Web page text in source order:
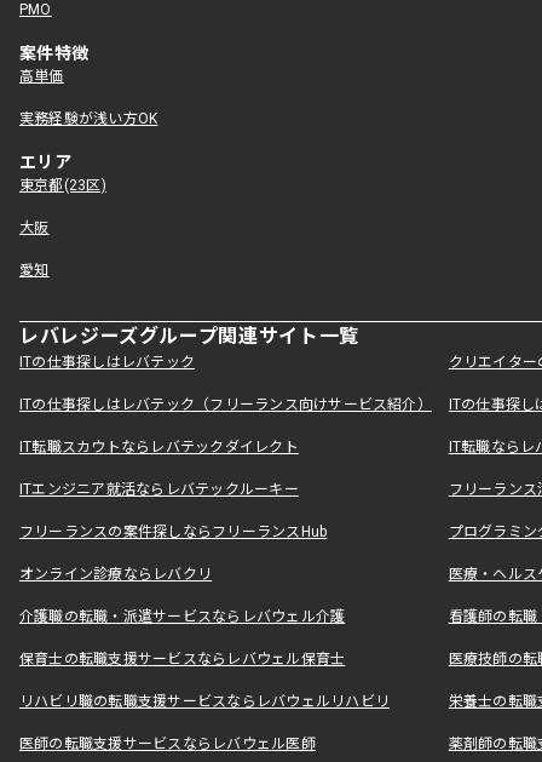
PMO
案件特徴
高単価
実務経験が浅い方OK
エリア
東京都(23区)
大阪
愛知
レバレジーズグループ関連サイト一覧
ITの仕事探しはレバテック クリエイタ
ITの仕事探しはレバテック（フリーランス向けサービス紹介） ITの仕事探
IT転職スカウトならレバテックダイレクト IT転職なら
ITエンジニア就活ならレバテックルーキー フリーラン
フリーランスの案件探しならフリーランスHub プログラミ
オンライン診療ならレバクリ 医療・ヘル
介護職の転職・派遣サービスならレバウェル介護 看護師の転
保育士の転職支援サービスならレバウェル保育士 医療技師の
リハビリ職の転職支援サービスならレバウェルリハビリ 栄養士の転
医師の転職支援サービスならレバウェル医師 薬剤師の転